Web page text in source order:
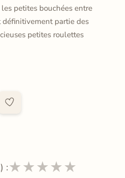
petites bouchées entre
partie des
petites roulettes
: ★
★
★
★
★